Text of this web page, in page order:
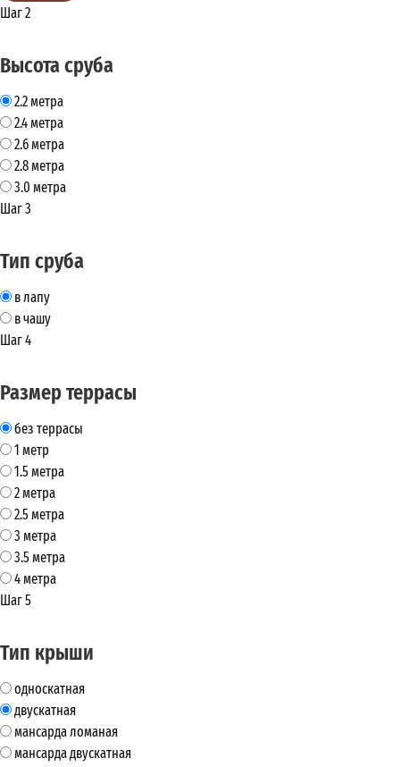
Шаг 2
Высота сруба
2.2 метра
2.4 метра
2.6 метра
2.8 метра
3.0 метра
Шаг 3
Тип сруба
в лапу
в чашу
Шаг 4
Размер террасы
без террасы
1 метр
1.5 метра
2 метра
2.5 метра
3 метра
3.5 метра
4 метра
Шаг 5
Тип крыши
односкатная
двускатная
мансарда ломаная
мансарда двускатная